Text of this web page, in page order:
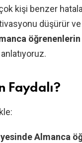
kişi benzer
düşürür
öğrenenlerin
anlatıyoruz.
Faydalı?
Almanca